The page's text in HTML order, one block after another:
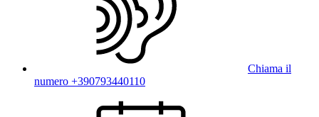
Chiama il
numero +390793440110